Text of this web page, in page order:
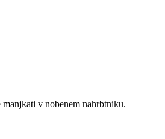
v nobenem nahrbtniku.